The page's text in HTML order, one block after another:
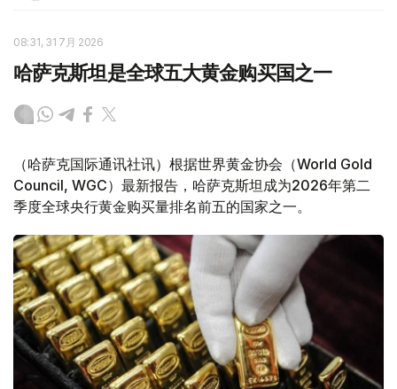
08:31, 31 7月 2026
哈萨克斯坦是全球五大黄金购买国之一
（哈萨克国际通讯社讯）根据世界黄金协会（World Gold
Council, WGC）最新报告，哈萨克斯坦成为2026年第二
季度全球央行黄金购买量排名前五的国家之一。